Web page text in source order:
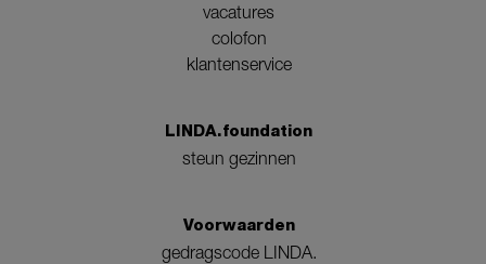
vacatures
colofon
klantenservice
LINDA.foundation
steun gezinnen
Voorwaarden
gedragscode LINDA.